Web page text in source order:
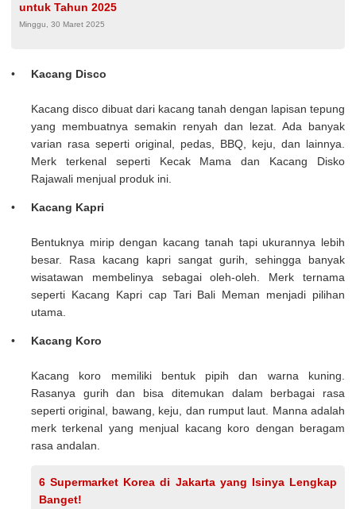
untuk Tahun 2025
Minggu, 30 Maret 2025
Kacang Disco
Kacang disco dibuat dari kacang tanah dengan lapisan tepung
yang membuatnya semakin renyah dan lezat. Ada banyak
varian rasa seperti original, pedas, BBQ, keju, dan lainnya.
Merk terkenal seperti Kecak Mama dan Kacang Disko
Rajawali menjual produk ini.
Kacang Kapri
Bentuknya mirip dengan kacang tanah tapi ukurannya lebih
besar. Rasa kacang kapri sangat gurih, sehingga banyak
wisatawan membelinya sebagai oleh-oleh. Merk ternama
seperti Kacang Kapri cap Tari Bali Meman menjadi pilihan
utama.
Kacang Koro
Kacang koro memiliki bentuk pipih dan warna kuning.
Rasanya gurih dan bisa ditemukan dalam berbagai rasa
seperti original, bawang, keju, dan rumput laut. Manna adalah
merk terkenal yang menjual kacang koro dengan beragam
rasa andalan.
6 Supermarket Korea di Jakarta yang Isinya Lengkap
Banget!